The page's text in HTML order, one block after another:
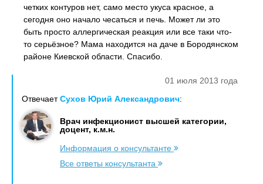
четких контуров нет, само место укуса красное, а
сегодня оно начало чесаться и печь. Может ли это
быть просто аллергическая реакция или все таки что-
то серьёзное? Мама находится на даче в Бородянском
районе Киевской области. Спасибо.
01 июля 2013 года
ОтвечаетСухов Юрий Александрович:
Врач инфекционист высшей категории,
доцент, к.м.н.
Информация о консультанте
Все ответы консультанта